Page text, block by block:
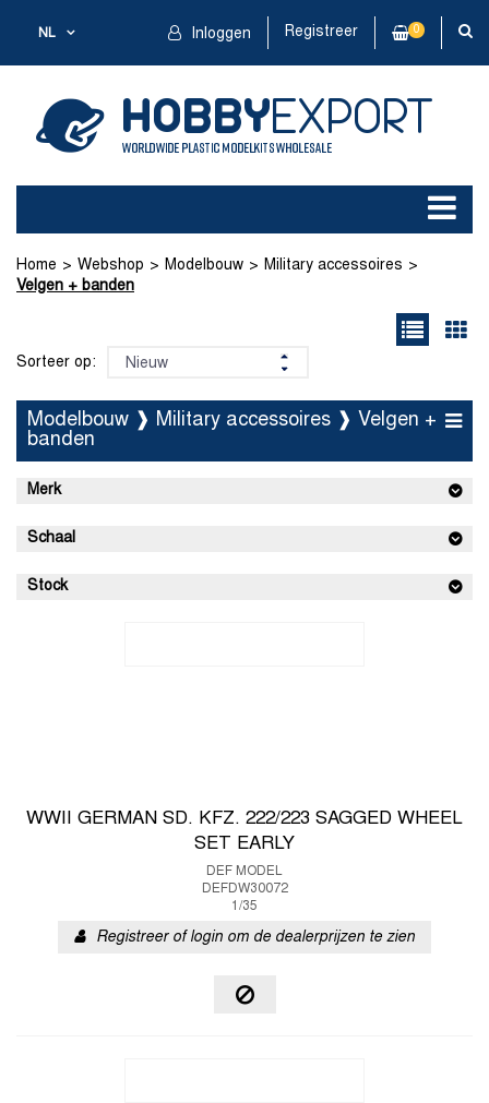
NL Inloggen Registreer 0
Home Webshop Modelbouw
Military accessoires
Velgen + banden
Sorteer op:
Modelbouw ❱ Military accessoires ❱ Velgen +
banden
Merk
Schaal
Stock
WWII GERMAN SD. KFZ. 222/223 SAGGED WHEEL
SET EARLY
DEF MODEL
DEFDW30072
1/35
Registreer of login om de dealerprijzen te zien